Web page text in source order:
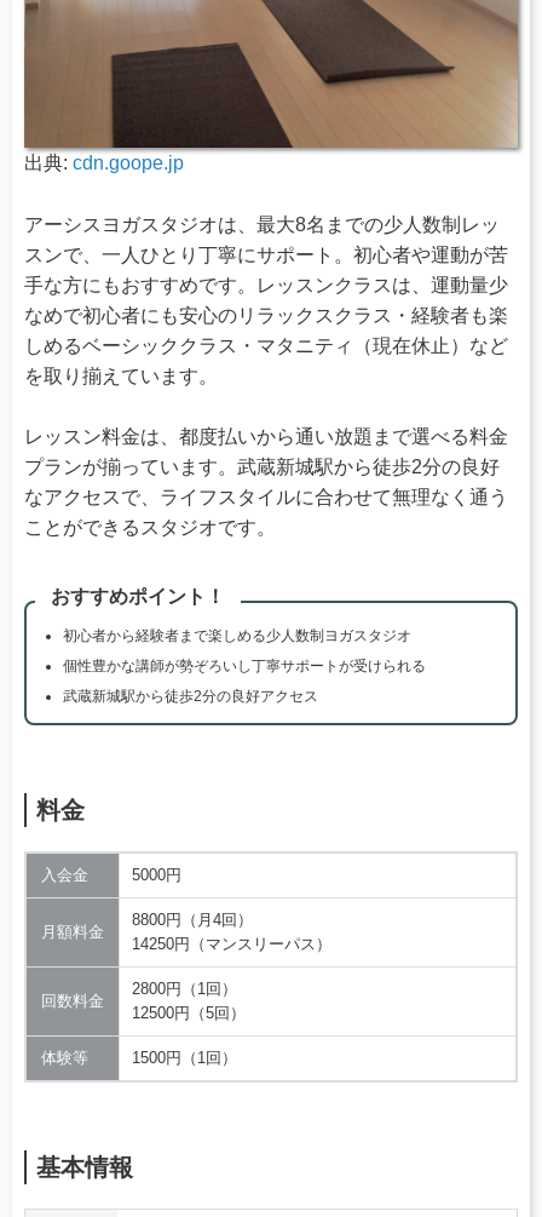
出典: cdn.goope.jp
アーシスヨガスタジオは、最大8名までの少人数制レッ
スンで、一人ひとり丁寧にサポート。初心者や運動が苦
手な方にもおすすめです。レッスンクラスは、運動量少
なめで初心者にも安心のリラックスクラス・経験者も楽
しめるベーシッククラス・マタニティ（現在休止）など
を取り揃えています。
レッスン料金は、都度払いから通い放題まで選べる料金
プランが揃っています。武蔵新城駅から徒歩2分の良好
なアクセスで、ライフスタイルに合わせて無理なく通う
ことができるスタジオです。
おすすめポイント！
初心者から経験者まで楽しめる少人数制ヨガスタジオ
個性豊かな講師が勢ぞろいし丁寧サポートが受けられる
武蔵新城駅から徒歩2分の良好アクセス
料金
入会金 5000円
月額料金
8800円（月4回）
14250円（マンスリーパス）
回数料金
2800円（1回）
12500円（5回）
体験等 1500円（1回）
基本情報